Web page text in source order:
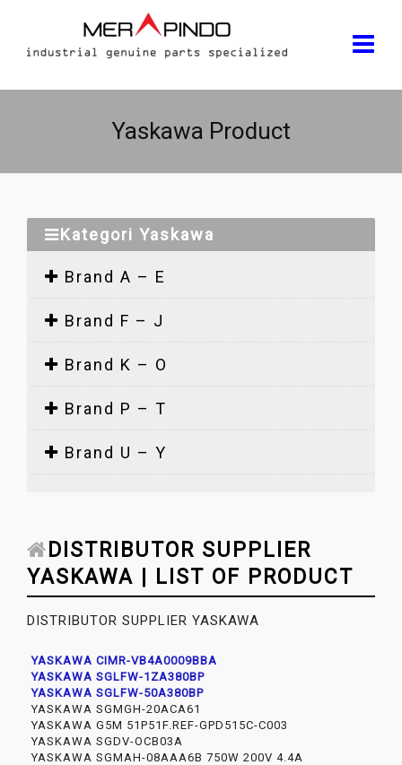
Yaskawa Product
Kategori Yaskawa
Brand A – E
Brand F – J
Brand K – O
Brand P – T
Brand U – Y
DISTRIBUTOR SUPPLIER
YASKAWA | LIST OF PRODUCT
DISTRIBUTOR SUPPLIER YASKAWA
YASKAWA CIMR-VB4A0009BBA
YASKAWA SGLFW-1ZA380BP
YASKAWA SGLFW-50A380BP
YASKAWA SGMGH-20ACA61
YASKAWA G5M 51P51F.REF-GPD515C-C003
YASKAWA SGDV-OCB03A
YASKAWA SGMAH-08AAA6B 750W 200V 4.4A